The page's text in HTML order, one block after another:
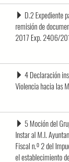
D.2 Expediente
remisión de
2017 Exp. 2406/
4 Declaración
Violencia hacia las
5 Moción del
Instar al M.I.
Fiscal n.º 2 del
el establecimiento